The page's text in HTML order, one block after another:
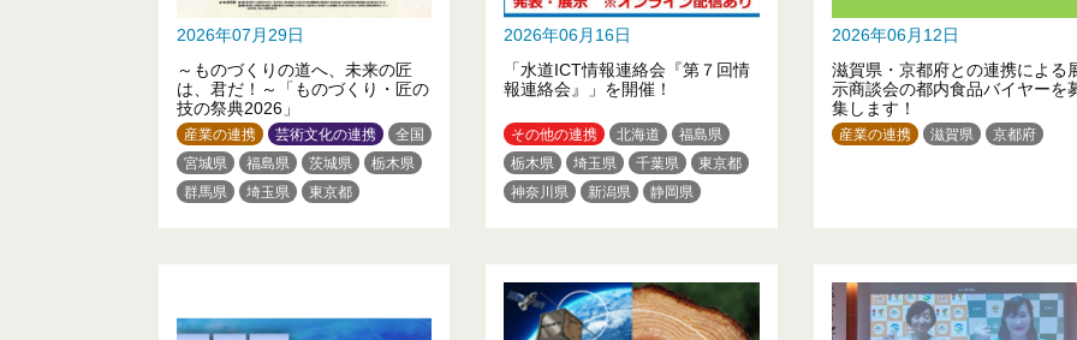
2026年07月29日
～ものづくりの道へ、未来の匠
は、君だ！～「ものづくり・匠の
技の祭典2026」
産業の連携 芸術文化の連携
全国
宮城県
福島県 茨城県
栃木県
群馬県
埼玉県
東京都
2026年06月16日
「水道ICT情報連絡会『第７回情
報連絡会』」を開催！
その他の連携 北海道
福島県
栃木県
埼玉県 千葉県
東京都
神奈川県
新潟県
静岡県
2026年06月12日
滋賀県・京都府との連携による
示商談会の都内食品バイヤーを
集します！
産業の連携 滋賀県 京都府